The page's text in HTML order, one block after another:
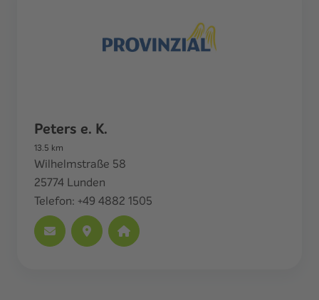
Peters e. K.
13.5 km
Wilhelmstraße 58
25774 Lunden
Telefon: +49 4882 1505